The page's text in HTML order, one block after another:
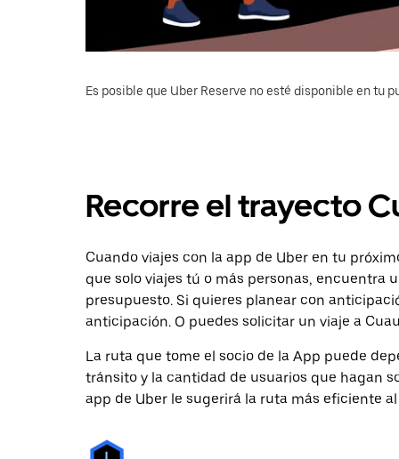
Es posible que Uber Reserve no esté disponible en tu
Recorre el trayecto
Cuando viajes con la app de Uber en tu
que solo viajes tú o más personas, encuentra
presupuesto. Si quieres planear con
anticipación. O puedes solicitar un viaje a
La ruta que tome el socio de la App puede
tránsito y la cantidad de usuarios que hagan
app de Uber le sugerirá la ruta más eficiente